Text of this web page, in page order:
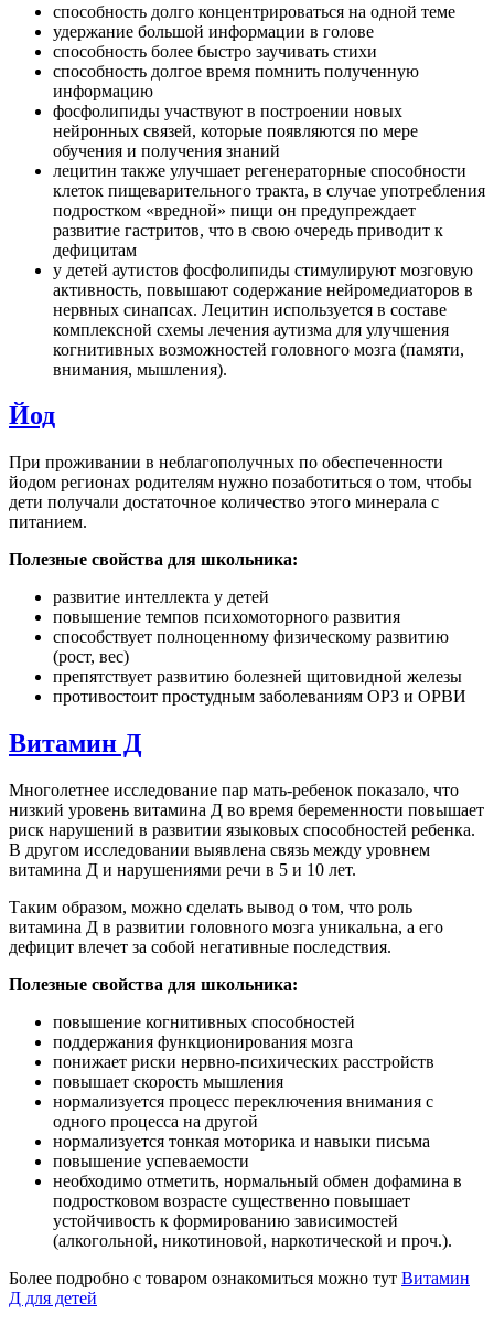
способность долго концентрироваться на одной теме
удержание большой информации в голове
способность более быстро заучивать стихи
способность долгое время помнить полученную
информацию
фосфолипиды участвуют в построении новых
нейронных связей, которые появляются по мере
обучения и получения знаний
лецитин также улучшает регенераторные способности
клеток пищеварительного тракта, в случае употребления
подростком «вредной» пищи он предупреждает
развитие гастритов, что в свою очередь приводит к
дефицитам
у детей аутистов фосфолипиды стимулируют мозговую
активность, повышают содержание нейромедиаторов в
нервных синапсах. Лецитин используется в составе
комплексной схемы лечения аутизма для улучшения
когнитивных возможностей головного мозга (памяти,
внимания, мышления).
Йод
При проживании в неблагополучных по обеспеченности
йодом регионах родителям нужно позаботиться о том, чтобы
дети получали достаточное количество этого минерала с
питанием.
Полезные свойства для школьника:
развитие интеллекта у детей
повышение темпов психомоторного развития
способствует полноценному физическому развитию
(рост, вес)
препятствует развитию болезней щитовидной железы
противостоит простудным заболеваниям ОРЗ и ОРВИ
Витамин Д
Многолетнее исследование пар мать-ребенок показало, что
низкий уровень витамина Д во время беременности повышает
риск нарушений в развитии языковых способностей ребенка.
В другом исследовании выявлена связь между уровнем
витамина Д и нарушениями речи в 5 и 10 лет.
Таким образом, можно сделать вывод о том, что роль
витамина Д в развитии головного мозга уникальна, а его
дефицит влечет за собой негативные последствия.
Полезные свойства для школьника:
повышение когнитивных способностей
поддержания функционирования мозга
понижает риски нервно-психических расстройств
повышает скорость мышления
нормализуется процесс переключения внимания с
одного процесса на другой
нормализуется тонкая моторика и навыки письма
повышение успеваемости
необходимо отметить, нормальный обмен дофамина в
подростковом возрасте существенно повышает
устойчивость к формированию зависимостей
(алкогольной, никотиновой, наркотической и проч.).
Более подробно с товаром ознакомиться можно тут Витамин
Д для детей